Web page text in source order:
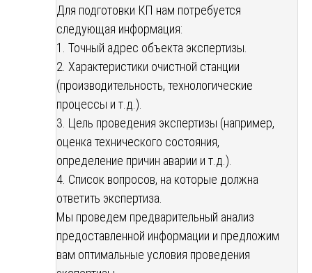
Для подготовки КП нам потребуется
следующая информация:
1. Точный адрес объекта экспертизы.
2. Характеристики очистной станции
(производительность, технологические
процессы и т.д.).
3. Цель проведения экспертизы (например,
оценка технического состояния,
определение причин аварии и т.д.).
4. Список вопросов, на которые должна
ответить экспертиза.
Мы проведем предварительный анализ
предоставленной информации и предложим
вам оптимальные условия проведения